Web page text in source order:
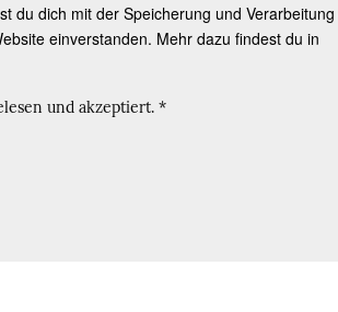
du dich mit der Speicherung und
einverstanden. Mehr dazu findest du in
und akzeptiert. *